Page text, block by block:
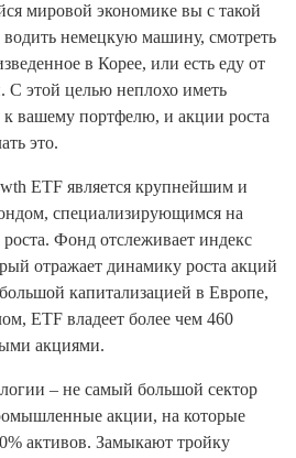
мировой экономике вы с такой
водить немецкую машину, смотреть
в Корее, или есть еду от
С этой целью неплохо иметь
вашему портфелю, и акции роста
это.
ETF является крупнейшим и
специализирующимся на
Фонд отслеживает индекс
отражает динамику роста акций
капитализацией в Европе,
ETF владеет более чем 460
акциями.
– не самый большой сектор
акции, на которые
активов. Замыкают тройку